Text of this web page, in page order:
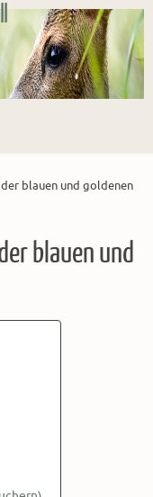
blauen und goldenen
blauen und